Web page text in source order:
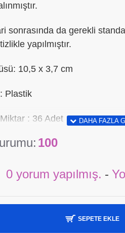
sonrasında da gerekli
yapılmıştır.
10,5 x 3,7 cm
Plastik
: 36 Adet
100
0 yorum yapılmış. -
SEPETE EKLE